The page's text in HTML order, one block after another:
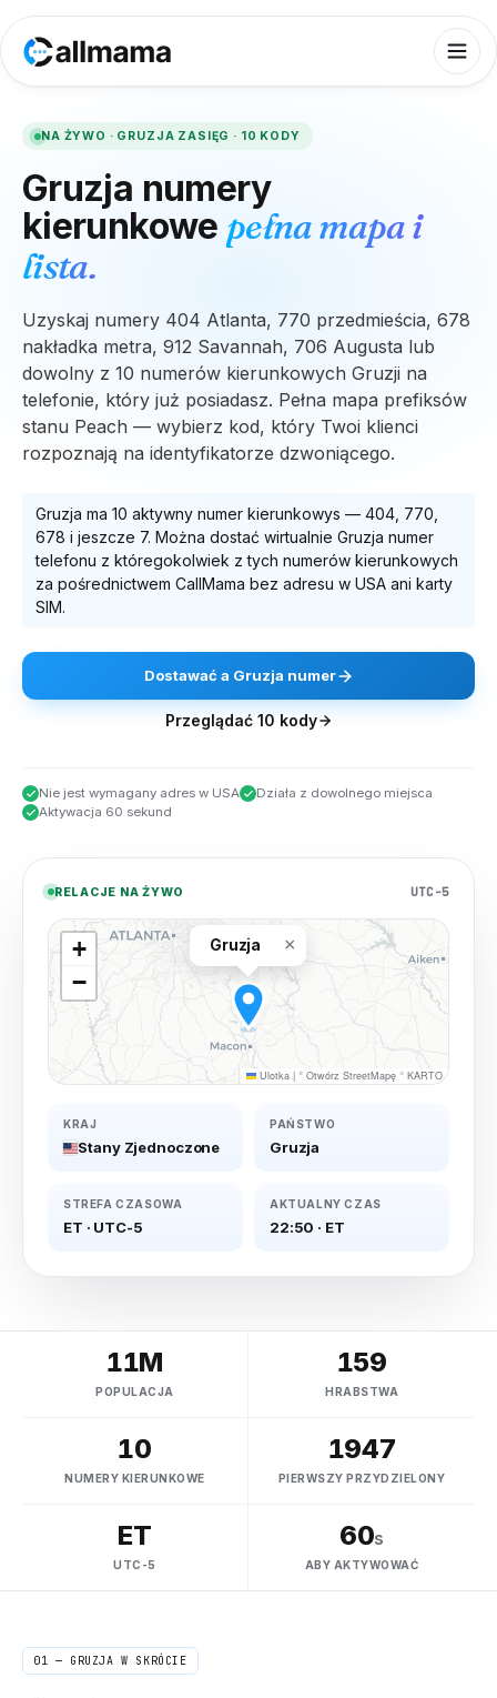
NA ŻYWO · GRUZJA ZASIĘG · 10 KODY
Gruzja numery
kierunkowe pełna mapa i
lista.
Uzyskaj numery 404 Atlanta, 770 przedmieścia, 678
nakładka metra, 912 Savannah, 706 Augusta lub
dowolny z 10 numerów kierunkowych Gruzji na
telefonie, który już posiadasz. Pełna mapa prefiksów
stanu Peach — wybierz kod, który Twoi klienci
rozpoznają na identyfikatorze dzwoniącego.
Gruzja ma 10 aktywny numer kierunkowys — 404, 770,
678 i jeszcze 7. Można dostać wirtualnie Gruzja numer
telefonu z któregokolwiek z tych numerów kierunkowych
za pośrednictwem CallMama bez adresu w USA ani karty
SIM.
Dostawać a Gruzja numer
Przeglądać 10 kody
Nie jest wymagany adres w USA
Działa z dowolnego miejsca
Aktywacja 60 sekund
RELACJE NA ŻYWO UTC-5
Gruzja ×
+
−
Ulotka | © Otwórz StreetMapę © KARTO
KRAJ
Stany Zjednoczone
PAŃSTWO
Gruzja
STREFA CZASOWA
ET · UTC-5
AKTUALNY CZAS
22:50 · ET
11M
POPULACJA
159
HRABSTWA
10
NUMERY KIERUNKOWE
1947
PIERWSZY PRZYDZIELONY
ET
UTC-5
60s
ABY AKTYWOWAĆ
01 — GRUZJA W SKRÓCIE